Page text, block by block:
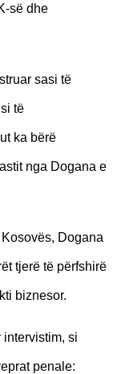
së dhe
sasi të
të
ka bërë
nga Dogana e
Dogana
tjerë të përfshirë
biznesor.
intervistim, si
penale: